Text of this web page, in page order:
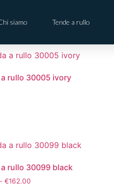
siamo Tende a rullo
a rullo 30005 ivory
rullo 30099 black
- €162.00